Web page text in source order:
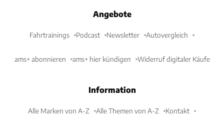
Angebote
Fahrtrainings Podcast Newsletter Autovergleich
ams+ abonnieren ams+ hier kündigen Widerruf digitaler Käufe
Information
Alle Marken von A-Z Alle Themen von A-Z Kontakt